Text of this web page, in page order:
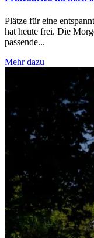
Plätze für eine
hat heute frei. Die
passende...
Mehr dazu